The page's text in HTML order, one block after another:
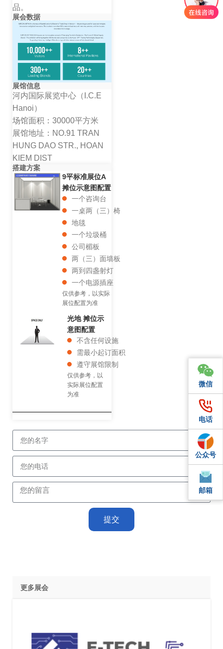
品。
展会数据
展馆信息
河内国际展览中心（I.C.E
Hanoi）
场馆面积：30000平方米
展馆地址：NO.91 TRAN
HUNG DAO STR., HOAN
KIEM DIST
搭建方案
9平标准展位A
摊位示意图配置
一个咨询台
一桌两（三）椅
地毯
一个垃圾桶
公司楣板
两（三）面墙板
两到四盏射灯
一个电源插座
仅供参考，以实际
展位配置为准
光地 摊位示
意图配置
不含任何设施
需最小起订面积
遵守展馆限制
仅供参考，以
实际展位配置
为准
提交
更多展会
微信
电话
QQ
邮箱
微信
电话
公众号
邮箱